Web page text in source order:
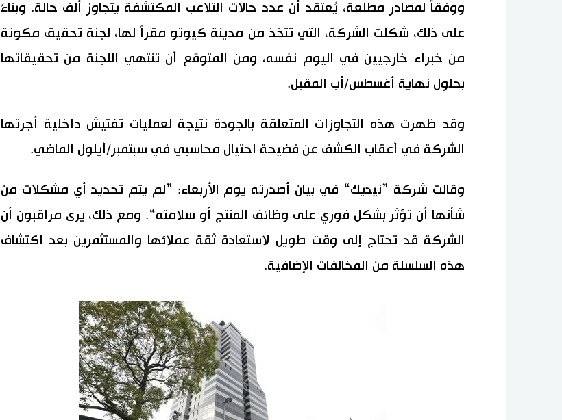
ووفقاً لمصادر مطلعة، يُعتقد أن عدد حالات التلاعب المكتشفة يتجاوز ألف حالة. وبناءً
على ذلك، شكلت الشركة، التي تتخذ من مدينة كيوتو مقراً لها، لجنة تحقيق مكونة
من خبراء خارجيين في اليوم نفسه، ومن المتوقع أن تنتهي اللجنة من تحقيقاتها
بحلول نهاية أغسطس/أب المقبل.
وقد ظهرت هذه التجاوزات المتعلقة بالجودة نتيجة لعمليات تفتيش داخلية أجرتها
الشركة في أعقاب الكشف عن فضيحة احتيال محاسبي في سبتمبر/أيلول الماضي.
وقالت شركة ”نيديك“ في بيان أصدرته يوم الأربعاء: ”لم يتم تحديد أي مشكلات من
شأنها أن تؤثر بشكل فوري على وظائف المنتج أو سلامته“. ومع ذلك، يرى مراقبون أن
الشركة قد تحتاج إلى وقت طويل لاستعادة ثقة عملائها والمستثمرين بعد اكتشاف
هذه السلسلة من المخالفات الإضافية.